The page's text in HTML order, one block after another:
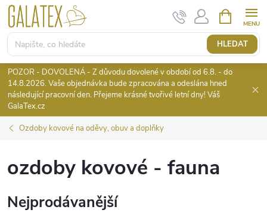
Přejít
obsah
HLEDAT
NÁKUPNÍ
KOŠÍK
POZOR - DOVOLENÁ - Z důvodu dovolené v období od 6.8. - do
14.8.2026. Vaše objednávka bude zpracována a odeslána hned
následující pracovní den. Přejeme krásné tvořivé letní dny! Váš
GalaTex.cz
Ozdoby kovové na oděvy, obuv a doplňky
ozdoby kovové - fauna
Nejprodávanější